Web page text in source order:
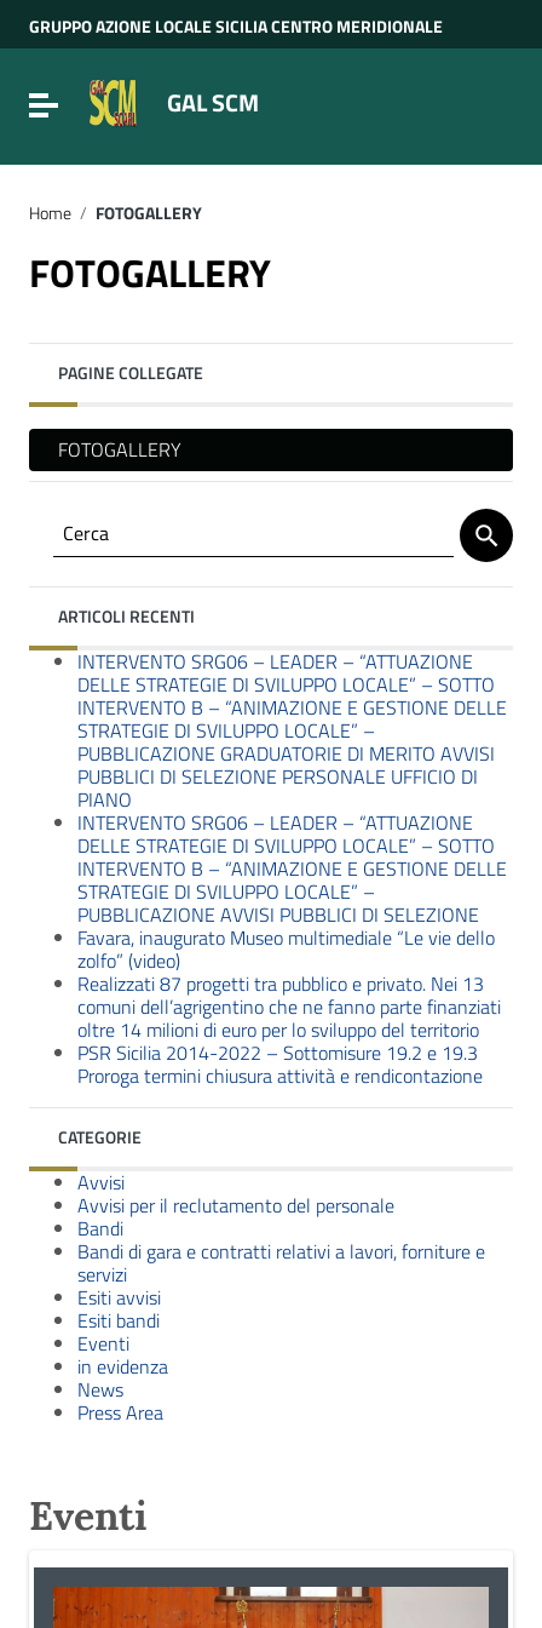
Vai al menu di navigazione
Vai al footer
GRUPPO AZIONE LOCALE SICILIA CENTRO MERIDIONALE
Attiva / disattiva la navigazione
GAL SCM
Home / FOTOGALLERY
FOTOGALLERY
PAGINE COLLEGATE
FOTOGALLERY
ARTICOLI RECENTI
INTERVENTO SRG06 – LEADER – “ATTUAZIONE
DELLE STRATEGIE DI SVILUPPO LOCALE” – SOTTO
INTERVENTO B – “ANIMAZIONE E GESTIONE DELLE
STRATEGIE DI SVILUPPO LOCALE” –
PUBBLICAZIONE GRADUATORIE DI MERITO AVVISI
PUBBLICI DI SELEZIONE PERSONALE UFFICIO DI
PIANO
INTERVENTO SRG06 – LEADER – “ATTUAZIONE
DELLE STRATEGIE DI SVILUPPO LOCALE” – SOTTO
INTERVENTO B – “ANIMAZIONE E GESTIONE DELLE
STRATEGIE DI SVILUPPO LOCALE” –
PUBBLICAZIONE AVVISI PUBBLICI DI SELEZIONE
Favara, inaugurato Museo multimediale “Le vie dello
zolfo” (video)
Realizzati 87 progetti tra pubblico e privato. Nei 13
comuni dell’agrigentino che ne fanno parte finanziati
oltre 14 milioni di euro per lo sviluppo del territorio
PSR Sicilia 2014-2022 – Sottomisure 19.2 e 19.3
Proroga termini chiusura attività e rendicontazione
CATEGORIE
Avvisi
Avvisi per il reclutamento del personale
Bandi
Bandi di gara e contratti relativi a lavori, forniture e
servizi
Esiti avvisi
Esiti bandi
Eventi
in evidenza
News
Press Area
Eventi